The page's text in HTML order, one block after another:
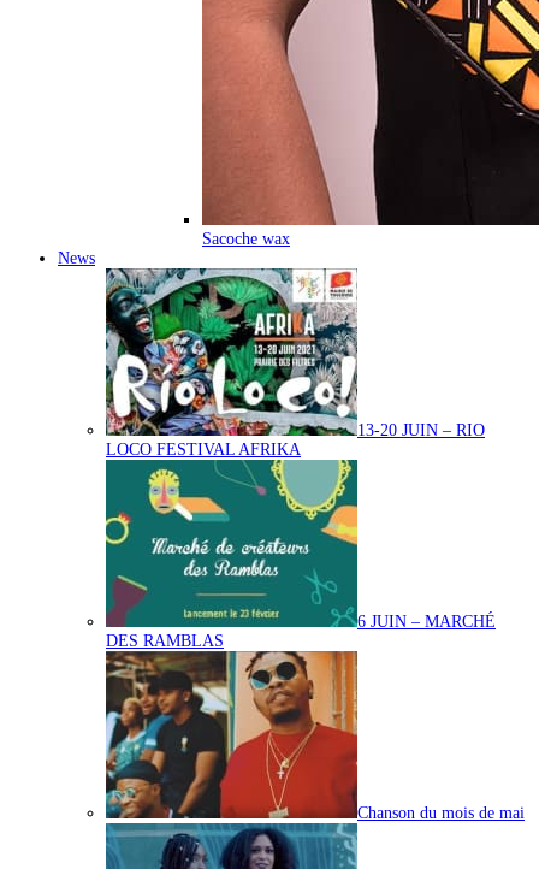
Sacoche wax
News
13-20 JUIN – RIO
LOCO FESTIVAL AFRIKA
6 JUIN – MARCHÉ
DES RAMBLAS
Chanson du mois de mai